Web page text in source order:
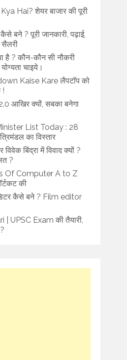
Hai? शेयर बाजार की पूरी
बने ? पूरी जानकारी, पढ़ाई,
है ? कौन-कौन सी नौकरी
चाइये।
Kaise Kare लैपटॉप को
!
आखिर क्यों, सबका बनेगा
List Today : 28
का विस्तार
विवेक बिंद्रा में विवाद क्यों ?
?
Of Computer A to Z
की
कैसे बने ? Film editor
| UPSC Exam की तैयारी,